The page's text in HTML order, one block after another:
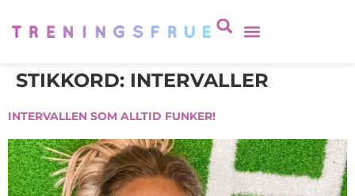
STIKKORD: INTERVALLER
INTERVALLEN SOM ALLTID FUNKER!